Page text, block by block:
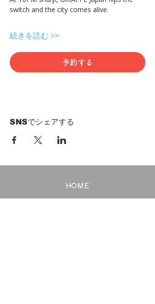
switch and the city comes alive.
続きを読む >>
予約する
SNSでシェアする
HOME